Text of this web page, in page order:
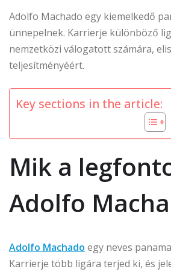
Adolfo Machado egy kiemelkedő
ünnepelnek. Karrierje különböző
nemzetközi válogatott számára,
teljesítményéért.
Key sections in the article:
Mik a
Adolfo
Adolfo Machado egy neves
Karrierje több ligára terjed ki, és